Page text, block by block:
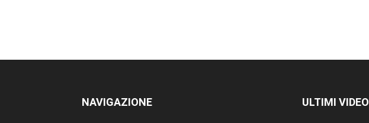
NAVIGAZIONE ULTIMI VIDEO